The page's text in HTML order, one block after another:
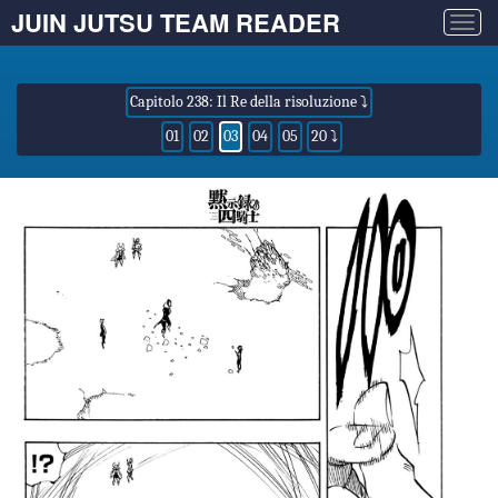
JUIN JUTSU TEAM READER
Capitolo 238: Il Re della risoluzione ⤵
01
02 03 04 05 20 ⤵